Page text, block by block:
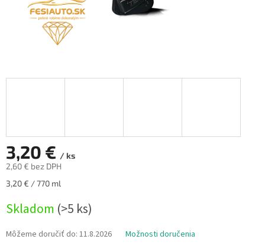
3,20 € / ks
2,60 € bez DPH
Jednotková
3,20 € / 770 ml
Skladom (>5 ks)
Môžeme doručiť do: 11.8.2026 Možnosti doručenia